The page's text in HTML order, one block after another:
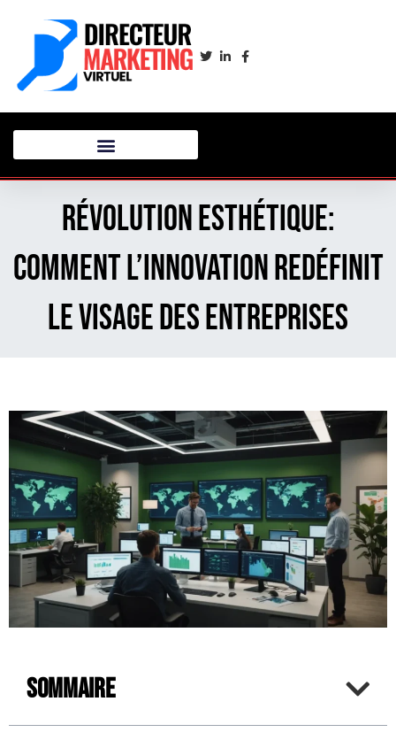
Révolution esthétique:
comment l’innovation redéfinit
le visage des entreprises
Sommaire